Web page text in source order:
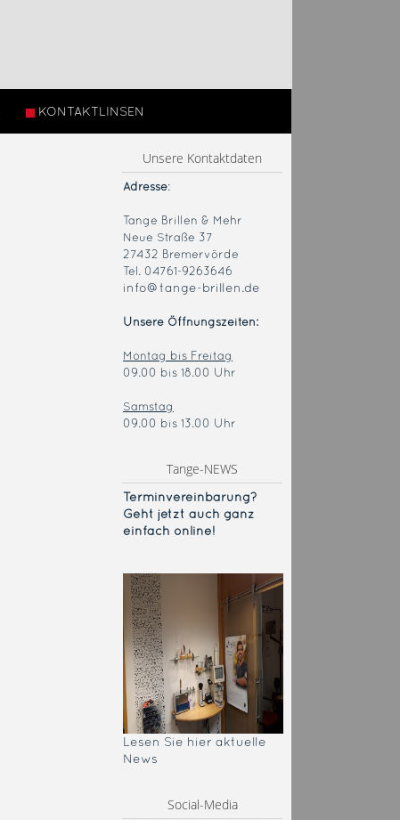
KONTAKTLINSEN
Unsere Kontaktdaten
Adresse:
Tange Brillen & Mehr
Neue Straße 37
27432 Bremervörde
Tel. 04761-9263646
info@tange-brillen.de
Unsere Öffnungszeiten:
Montag bis Freitag
09.00 bis 18.00 Uhr
Samstag
09.00 bis 13.00 Uhr
Tange-NEWS
Terminvereinbarung?
Geht jetzt auch ganz
einfach online!
Lesen Sie hier aktuelle
News
Social-Media